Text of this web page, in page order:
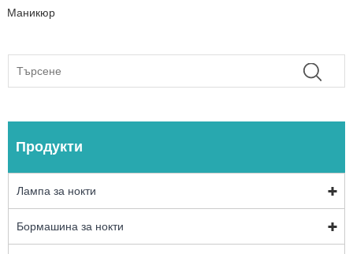
Маникюр
Продукти
Лампа за нокти
Бормашина за нокти